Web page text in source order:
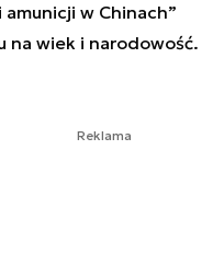
w Chinach”
na wiek i narodowość.
Reklama